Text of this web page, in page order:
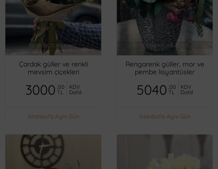
Çardak güller ve renkli
mevsim çiçekleri
3000 ,00
TL
KDV
Dahil
İstanbul'a Aynı Gün
Rengarenk güller, mor ve
pembe lisyantüsler
5040 ,00
TL
KDV
Dahil
İstanbul'a Aynı Gün